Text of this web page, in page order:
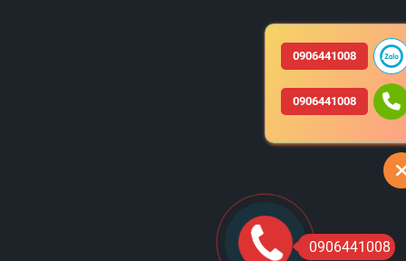
0906441008
0906441008
0906441008